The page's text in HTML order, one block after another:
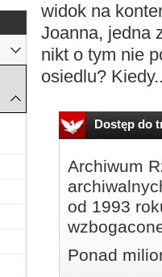
widok na
Joanna, jedna
nikt o tym nie
osiedlu?
Dostęp do
Archiwum
od 1993
Ponad